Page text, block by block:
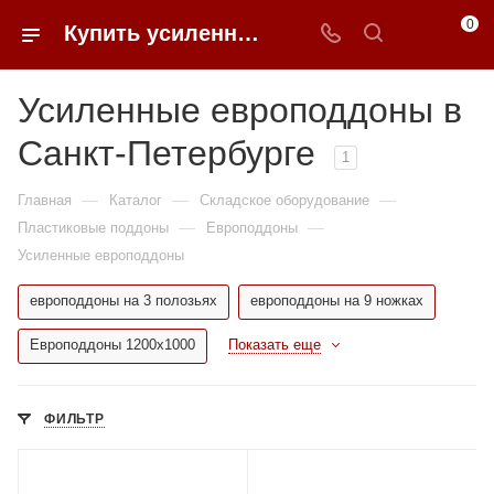
Купить усиленные европоддоны в Санкт-Петербурге недорого | 0FFER 0
Усиленные европоддоны в
Санкт-Петербурге
1
Главная — Каталог — Складское оборудование —
Пластиковые поддоны — Европоддоны —
Усиленные европоддоны
европоддоны на 3 полозьях европоддоны на 9 ножках
Европоддоны 1200х1000 Показать еще
ФИЛЬТР